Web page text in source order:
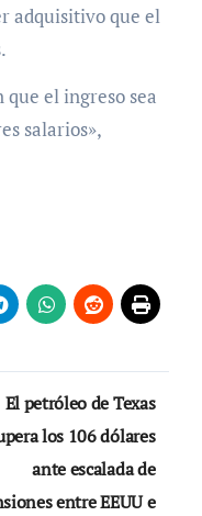
adquisitivo que el
el ingreso sea
salarios»,
El petróleo de Texas
los 106 dólares
ante escalada de
entre EEUU e